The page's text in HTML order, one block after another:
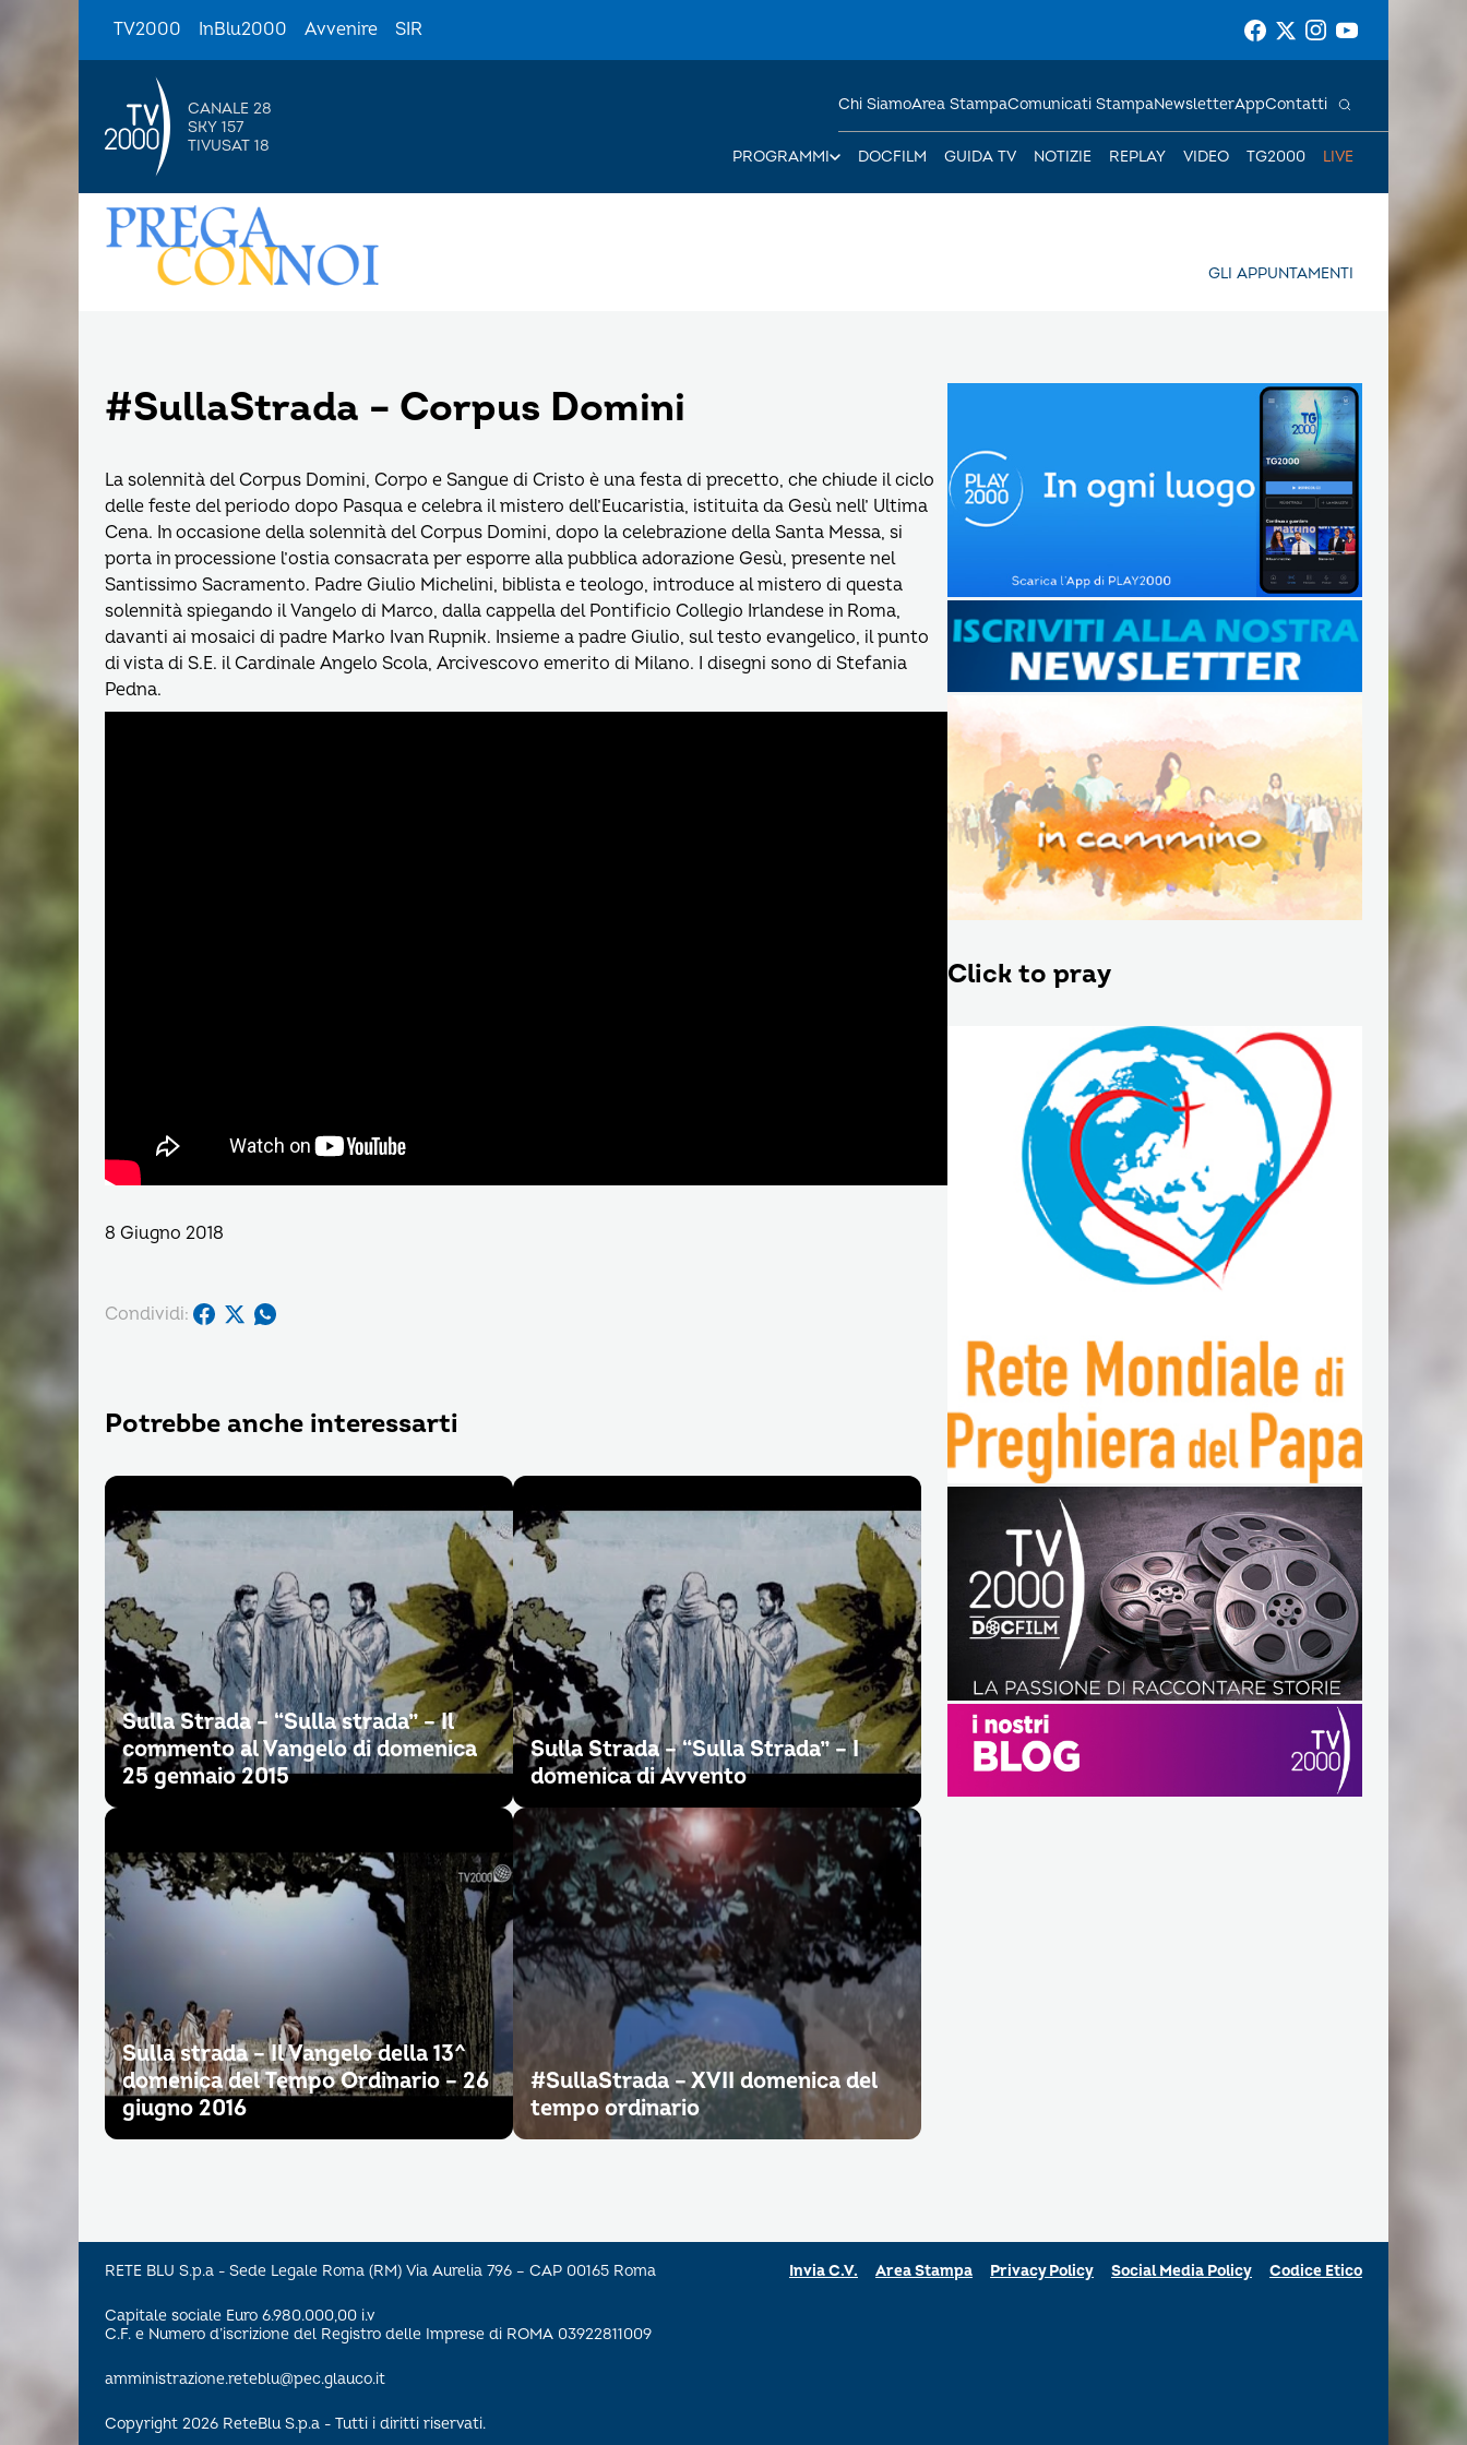
TV2000 InBlu2000 Avvenire SIR
CANALE 28
SKY 157
TIVUSAT 18
PROGRAMMI DOCFILM GUIDA TV NOTIZIE REPLAY VIDEO TG2000 LIVE
Chi SiamoArea StampaComunicati StampaNewsletterAppContatti
GLI APPUNTAMENTI
#SullaStrada – Corpus Domini
La solennità del Corpus Domini, Corpo e Sangue di Cristo è una festa di precetto, che chiude il ciclo
delle feste del periodo dopo Pasqua e celebra il mistero dell’Eucaristia, istituita da Gesù nell’ Ultima
Cena. In occasione della solennità del Corpus Domini, dopo la celebrazione della Santa Messa, si
porta in processione l’ostia consacrata per esporre alla pubblica adorazione Gesù, presente nel
Santissimo Sacramento. Padre Giulio Michelini, biblista e teologo, introduce al mistero di questa
solennità spiegando il Vangelo di Marco, dalla cappella del Pontificio Collegio Irlandese in Roma,
davanti ai mosaici di padre Marko Ivan Rupnik. Insieme a padre Giulio, sul testo evangelico, il punto
di vista di S.E. il Cardinale Angelo Scola, Arcivescovo emerito di Milano. I disegni sono di Stefania
Pedna.
8 Giugno 2018
Condividi:
Potrebbe anche interessarti
Sulla Strada – “Sulla strada” – Il
commento al Vangelo di domenica
25 gennaio 2015
Sulla Strada – “Sulla Strada” – I
domenica di Avvento
Sulla strada – Il Vangelo della 13^
domenica del Tempo Ordinario – 26
giugno 2016
#SullaStrada – XVII domenica del
tempo ordinario
Click to pray
RETE BLU S.p.a - Sede Legale Roma (RM) Via Aurelia 796 – CAP 00165 Roma
Capitale sociale Euro 6.980.000,00 i.v
C.F. e Numero d’iscrizione del Registro delle Imprese di ROMA 03922811009
amministrazione.reteblu@pec.glauco.it
Copyright 2026 ReteBlu S.p.a - Tutti i diritti riservati.
Invia C.V. Area Stampa Privacy Policy Social Media Policy Codice Etico